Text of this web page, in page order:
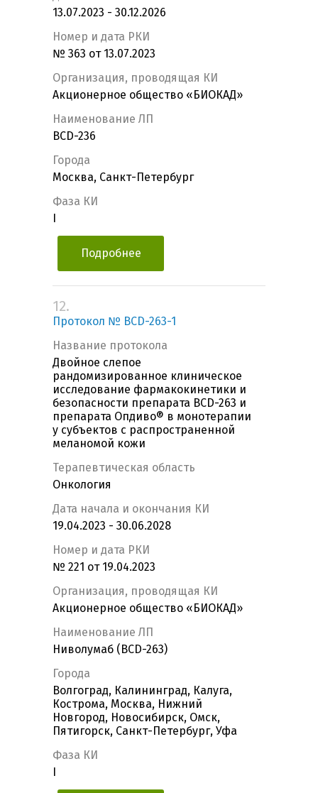
13.07.2023 - 30.12.2026
Номер и дата РКИ
№ 363 от 13.07.2023
Организация, проводящая КИ
Акционерное общество «БИОКАД»
Наименование ЛП
BCD-236
Города
Москва, Санкт-Петербург
Фаза КИ
Подробнее
12.
Протокол № BCD-263-1
Название протокола
Двойное слепое
рандомизированное клиническое
исследование фармакокинетики и
безопасности препарата BCD-263 и
препарата Опдиво® в монотерапии
у субъектов с распространенной
меланомой кожи
Терапевтическая область
Онкология
Дата начала и окончания КИ
19.04.2023 - 30.06.2028
Номер и дата РКИ
№ 221 от 19.04.2023
Организация, проводящая КИ
Акционерное общество «БИОКАД»
Наименование ЛП
Ниволумаб (BCD-263)
Города
Волгоград, Калининград, Калуга,
Кострома, Москва, Нижний
Новгород, Новосибирск, Омск,
Пятигорск, Санкт-Петербург, Уфа
Фаза КИ